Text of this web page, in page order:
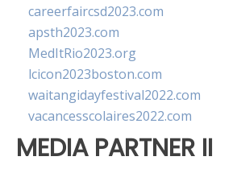
careerfaircsd2023.com
apsth2023.com
MedItRio2023.org
lcicon2023boston.com
waitangidayfestival2022.com
vacancesscolaires2022.com
MEDIA PARTNER II